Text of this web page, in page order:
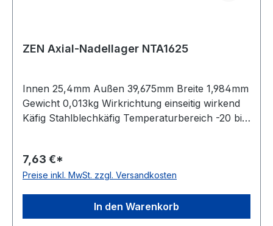
ZEN Axial-Nadellager NTA1625
Innen 25,4mm Außen 39,675mm Breite 1,984mm
Gewicht 0,013kg Wirkrichtung einseitig wirkend
Käfig Stahlblechkäfig Temperaturbereich -20 bis
7,63 €*
Preise inkl. MwSt. zzgl. Versandkosten
In den Warenkorb